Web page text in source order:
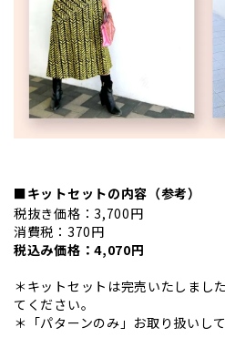
■キットセットの内容（参考）
税抜き価格：3,700円
消費税：370円
税込み価格：4,070円
＊キットセットは完売いたしまし
てください。
＊「パターンのみ」お取り扱いして